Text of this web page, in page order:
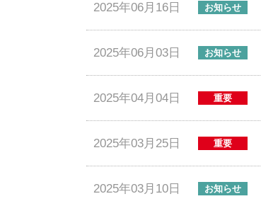
2025年06月16日 お知らせ
2025年06月03日 お知らせ
2025年04月04日 重要
2025年03月25日 重要
2025年03月10日 お知らせ